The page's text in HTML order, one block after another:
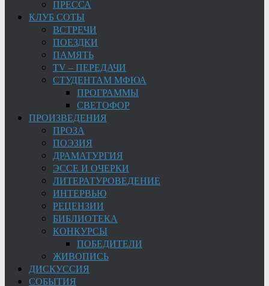
ПРЕССА
КЛУБ СОТЫ
ВСТРЕЧИ
ПОЕЗДКИ
ПАМЯТЬ
TV – ПЕРЕДАЧИ
СТУДЕНТАМ МФЮА
ПРОГРАММЫ
СВЕТОФОР
ПРОИЗВЕДЕНИЯ
ПРОЗА
ПОЭЗИЯ
ДРАМАТУРГИЯ
ЭССЕ И ОЧЕРКИ
ЛИТЕРАТУРОВЕДЕНИЕ
ИНТЕРВЬЮ
РЕЦЕНЗИИ
БИБЛИОТЕКА
КОНКУРСЫ
ПОБЕДИТЕЛИ
ЖИВОПИСЬ
ДИСКУССИЯ
СОБЫТИЯ